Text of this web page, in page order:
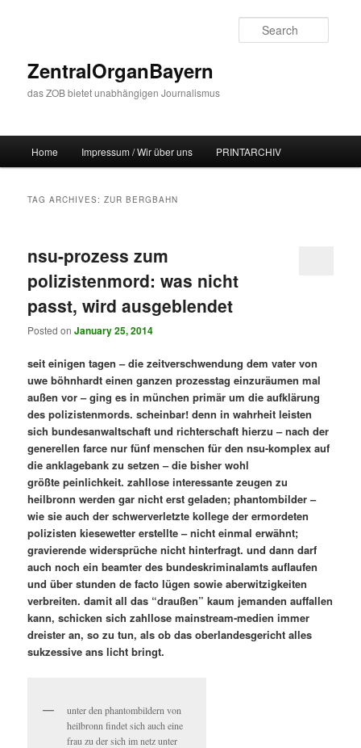
ZentralOrganBayern
das ZOB bietet unabhängigen Journalismus
Skip to primary content
Skip to secondary content
Home Impressum / Wir über uns PRINTARCHIV
TAG ARCHIVES:ZUR BERGBAHN
nsu-prozess zum
polizistenmord: was nicht
passt, wird ausgeblendet
Posted onJanuary 25, 2014
seit einigen tagen – die zeitverschwendung dem vater von
uwe böhnhardt einen ganzen prozesstag einzuräumen mal
außen vor – ging es in münchen primär um die aufklärung
des polizistenmords. scheinbar! denn in wahrheit leisten
sich bundesanwaltschaft und richterschaft hierzu – nach der
generellen farce nur fünf menschen für den nsu-komplex auf
die anklagebank zu setzen – die bisher wohl
größte peinlichkeit. zahllose interessante zeugen zu
heilbronn werden gar nicht erst geladen; phantombilder –
wie sie auch der schwerverletzte kollege der ermordeten
polizisten kiesewetter erstellte – nicht einmal erwähnt;
gravierende widersprüche nicht hinterfragt. und dann darf
auch noch ein beamter des bundeskriminalamts auflaufen
und über stunden de facto lügen sowie aberwitzigkeiten
verbreiten. damit all das “draußen” kaum jemanden auffallen
kann, schicken sich zahllose mainstream-medien immer
dreister an, so zu tun, als ob das oberlandesgericht alles
sukzessive ans licht bringt.
unter den phantombildern von
heilbronn findet sich auch eine
frau zu der sich im netz unter